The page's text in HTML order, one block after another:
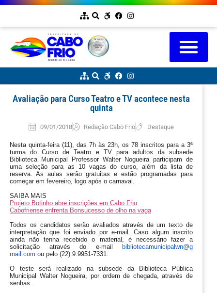
Avaliação para Curso Teatro e TV acontece nesta
quinta
09/01/2018 Redação Cabo Frio Destaque
Nesta quinta-feira (11), das 7h às 23h, os 78 inscritos para a 3ª
turma do Curso de Teatro e TV para adultos da subsede
Biblioteca Municipal Professor Walter Nogueira participam de
uma seleção para as 10 vagas do curso, além da lista de
reserva. As aulas serão gratuitas e estão programadas para
começar em fevereiro, logo após o carnaval.
SAIBA MAIS
Projeto Botinho abre inscrições em Cabo Frio
Cabofriense enfrenta Bonsucesso de olho na vaga
Todos os candidatos serão avaliados através de um texto de
interpretação que foi enviado por e-mail. Caso algum inscrito
ainda não tenha recebido o material, é necessário fazer a
solicitação através do e-mail bibliotecamunicipalwn@g
mail.com ou pelo (22) 9.9951-7331.
O teste será realizado na subsede da Biblioteca Pública
Municipal Walter Nogueira, por ordem de chegada, através de
senhas.